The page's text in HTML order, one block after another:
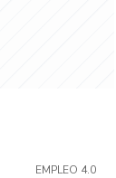
EMPLEO 4.0